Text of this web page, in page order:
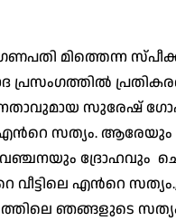
മിത്തെന്ന
പ്രസംഗത്തിൽ
സുരേഷ്
എന്‍റെ സത്യം.
, വഞ്ചനയും ദ്രോഹവും
വീട്ടിലെ എന്‍റെ
ഞങ്ങളുടെ